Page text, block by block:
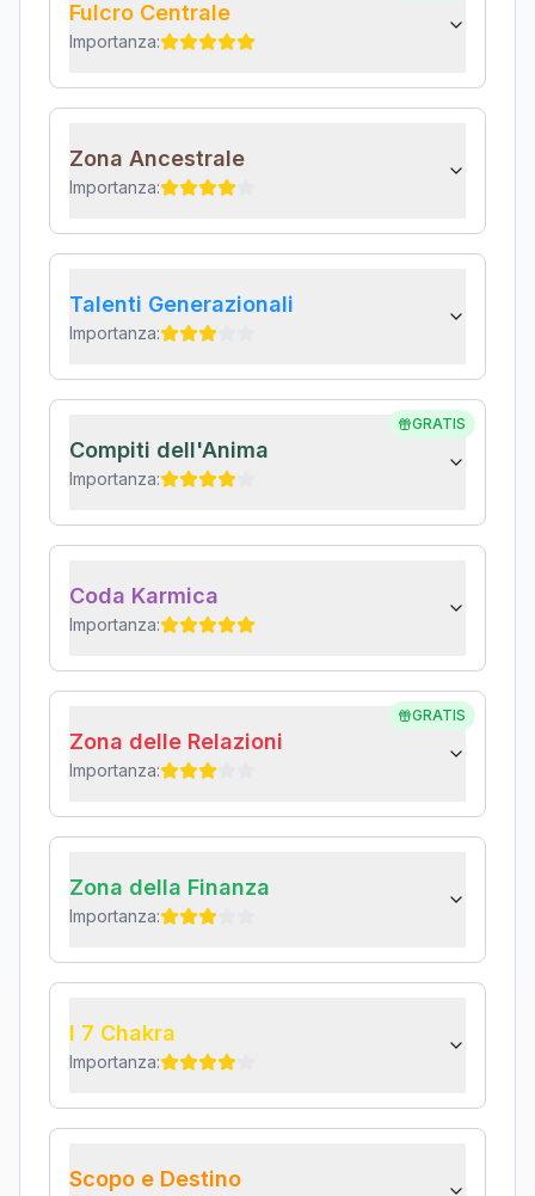
Fulcro Centrale
Importanza:
Zona Ancestrale
Importanza:
Talenti Generazionali
Importanza:
GRATIS
Compiti dell'Anima
Importanza:
Coda Karmica
Importanza:
GRATIS
Zona delle Relazioni
Importanza:
Zona della Finanza
Importanza:
I 7 Chakra
Importanza:
Scopo e Destino